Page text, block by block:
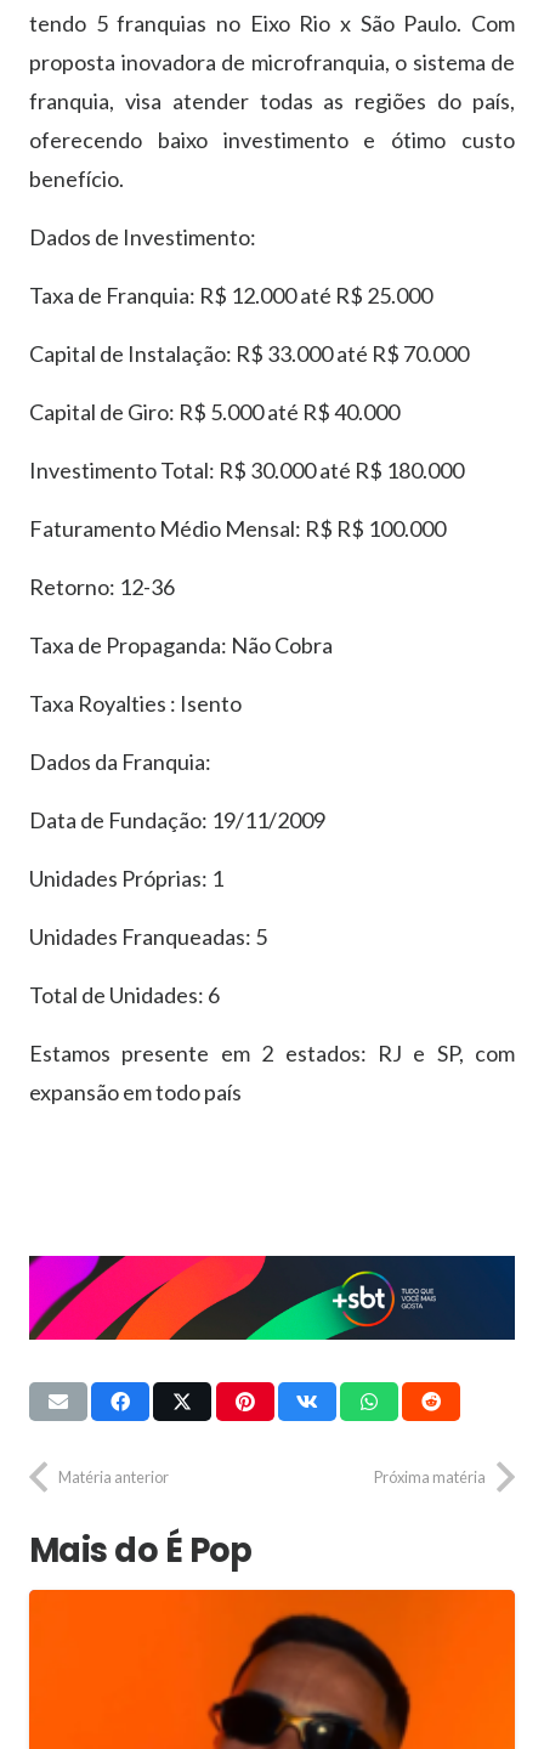
tendo 5 franquias no Eixo Rio x São Paulo. Com
proposta inovadora de microfranquia, o sistema de
franquia, visa atender todas as regiões do país,
oferecendo baixo investimento e ótimo custo
benefício.
Dados de Investimento:
Taxa de Franquia: R$ 12.000 até R$ 25.000
Capital de Instalação: R$ 33.000 até R$ 70.000
Capital de Giro: R$ 5.000 até R$ 40.000
Investimento Total: R$ 30.000 até R$ 180.000
Faturamento Médio Mensal: R$ R$ 100.000
Retorno: 12-36
Taxa de Propaganda: Não Cobra
Taxa Royalties : Isento
Dados da Franquia:
Data de Fundação: 19/11/2009
Unidades Próprias: 1
Unidades Franqueadas: 5
Total de Unidades: 6
Estamos presente em 2 estados: RJ e SP, com
expansão em todo país
Matéria anterior Próxima matéria
Mais do É Pop